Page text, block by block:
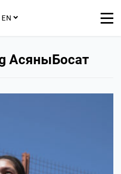
EN
АсяныБосат